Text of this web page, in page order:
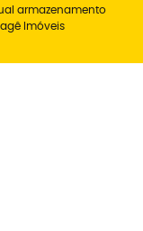
armazenamento
Imóveis